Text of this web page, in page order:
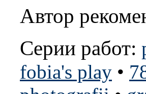
Автор
Серии работ:
fobia's play •